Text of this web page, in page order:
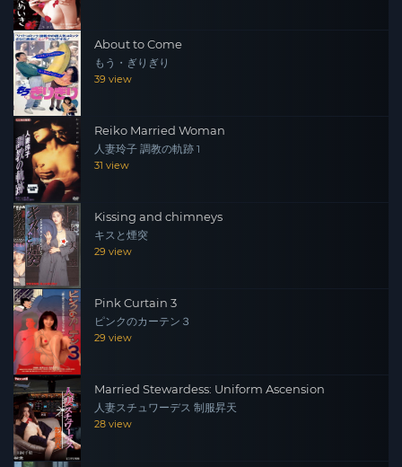
About to Come
もう・ぎりぎり
39 view
Reiko Married Woman
人妻玲子 調教の軌跡 1
31 view
Kissing and chimneys
キスと煙突
29 view
Pink Curtain 3
ピンクのカーテン３
29 view
Married Stewardess: Uniform Ascension
人妻スチュワーデス 制服昇天
28 view